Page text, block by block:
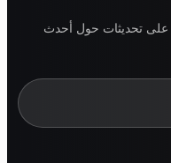
تحديثات حول أحدث